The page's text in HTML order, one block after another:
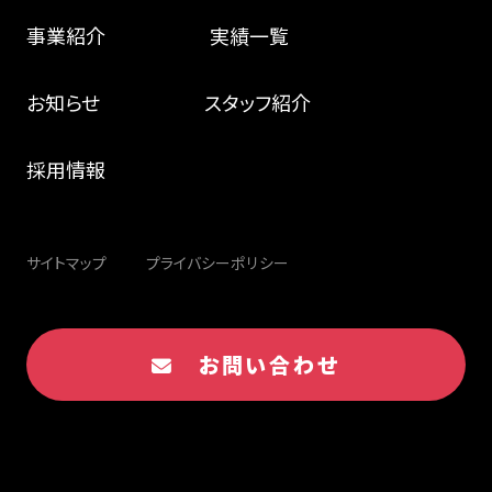
事業紹介 実績一覧
お知らせ スタッフ紹介
採用情報
サイトマップ プライバシーポリシー
お問い合わせ